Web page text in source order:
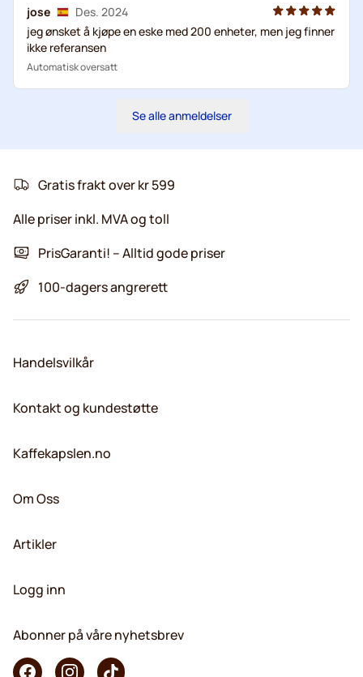
jose
Des. 2024
jeg ønsket å kjøpe en eske med 200 enheter, men jeg finner
ikke referansen
Automatisk oversatt
Se alle anmeldelser
Gratis frakt over kr 599
Alle priser inkl. MVA og toll
PrisGaranti! – Alltid gode priser
100-dagers angrerett
Handelsvilkår
Kontakt og kundestøtte
Kaffekapslen.no
Om Oss
Artikler
Logg inn
Abonner på våre nyhetsbrev